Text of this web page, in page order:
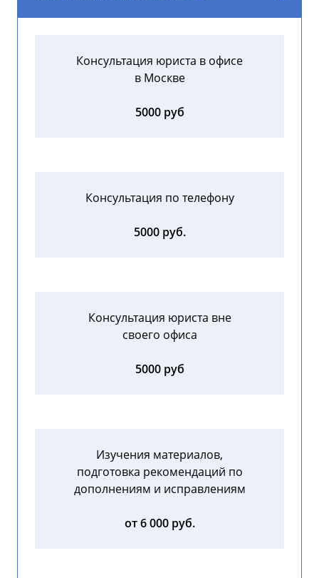
Консультация юриста в офисе
в Москве
5000 руб
Консультация по телефону
5000 руб.
Консультация юриста вне
своего офиса
5000 руб
Изучения материалов,
подготовка рекомендаций по
дополнениям и исправлениям
от 6 000 руб.